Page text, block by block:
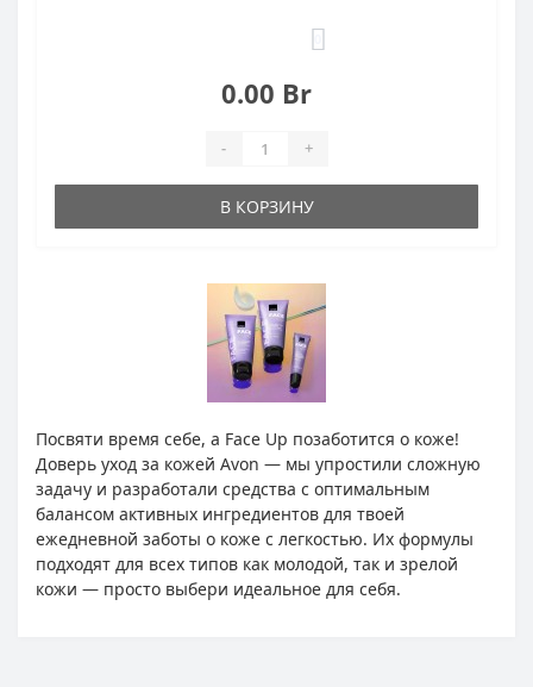
0.00 Br
- +
В КОРЗИНУ
Посвяти время себе, а Face Up позаботится о коже!
Доверь уход за кожей Avon — мы упростили сложную
задачу и разработали средства с оптимальным
балансом активных ингредиентов для твоей
ежедневной заботы о коже с легкостью. Их формулы
подходят для всех типов как молодой, так и зрелой
кожи — просто выбери идеальное для себя.